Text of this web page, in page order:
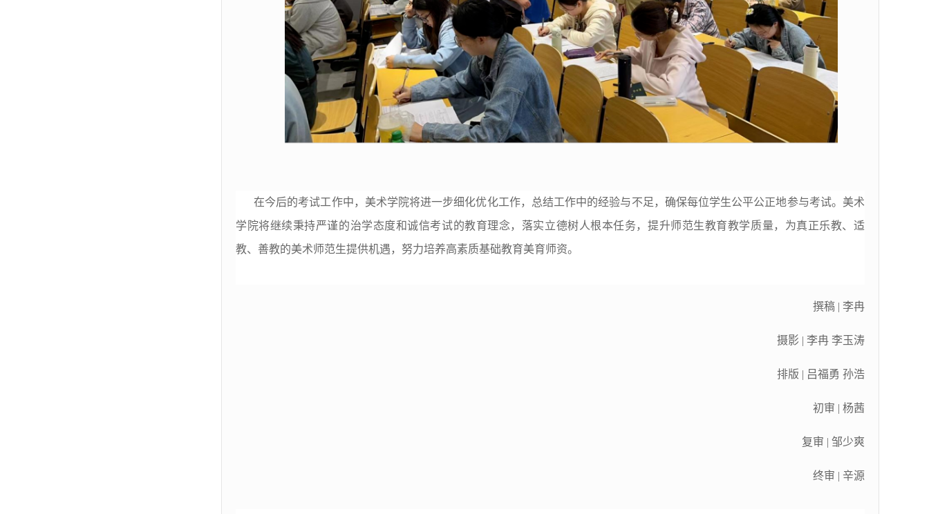
在今后的考试工作中，美术学院将进一步细化优化工作，总结工作中的经验与不足，确保每位学生公平公正地参与考试。美术
学院将继续秉持严谨的治学态度和诚信考试的教育理念，落实立德树人根本任务，提升师范生教育教学质量，为真正乐教、适
教、善教的美术师范生提供机遇，努力培养高素质基础教育美育师资。
撰稿 | 李冉
摄影 | 李冉 李玉涛
排版 | 吕福勇 孙浩
初审 | 杨茜
复审 | 邹少爽
终审 | 辛源